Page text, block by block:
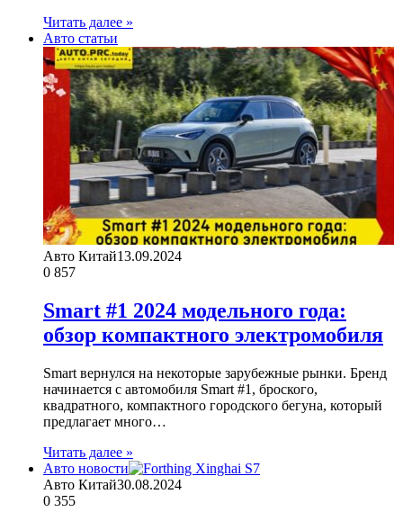
Читать далее »
Авто статьи
Авто Китай13.09.2024
0 857
Smart #1 2024 модельного года:
обзор компактного электромобиля
Smart вернулся на некоторые зарубежные рынки. Бренд
начинается с автомобиля Smart #1, броского,
квадратного, компактного городского бегуна, который
предлагает много…
Читать далее »
Авто новости
Авто Китай30.08.2024
0 355